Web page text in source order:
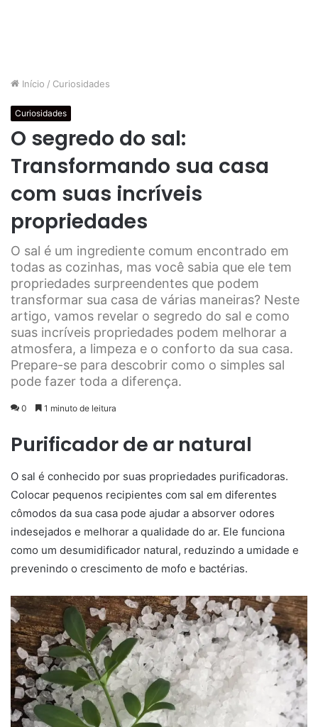
Início / Curiosidades
Curiosidades
O segredo do sal:
Transformando sua casa
com suas incríveis
propriedades
O sal é um ingrediente comum encontrado em
todas as cozinhas, mas você sabia que ele tem
propriedades surpreendentes que podem
transformar sua casa de várias maneiras? Neste
artigo, vamos revelar o segredo do sal e como
suas incríveis propriedades podem melhorar a
atmosfera, a limpeza e o conforto da sua casa.
Prepare-se para descobrir como o simples sal
pode fazer toda a diferença.
0 1 minuto de leitura
Purificador de ar natural
O sal é conhecido por suas propriedades purificadoras.
Colocar pequenos recipientes com sal em diferentes
cômodos da sua casa pode ajudar a absorver odores
indesejados e melhorar a qualidade do ar. Ele funciona
como um desumidificador natural, reduzindo a umidade e
prevenindo o crescimento de mofo e bactérias.